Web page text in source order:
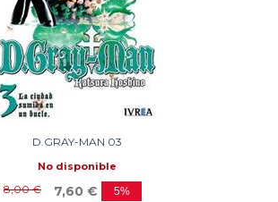
D.GRAY-MAN 03
No disponible
8,00 € 7,60 € 5%